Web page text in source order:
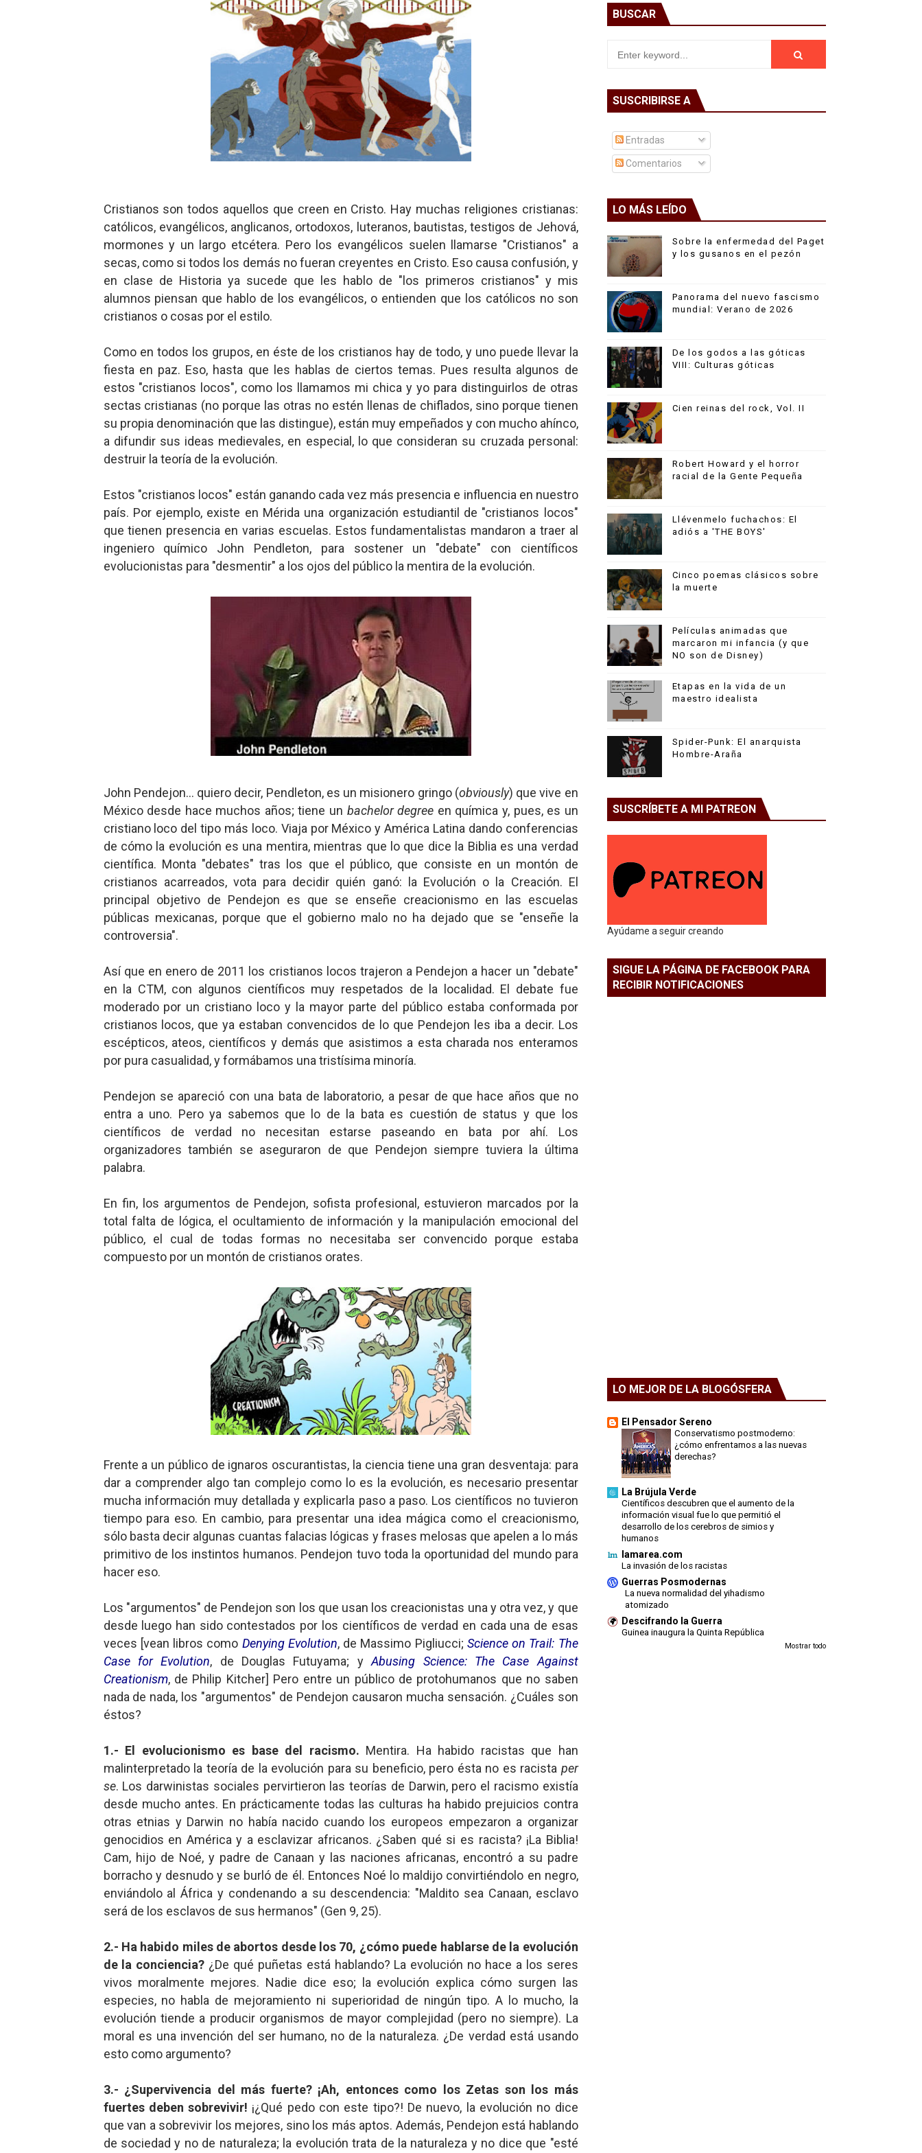
Carlos Manzo y el narcogobierno asesino
El mito de Frankenstein
25 grandes películas de terror del siglo XXI
Devoraos los unos a los otros
Dios es Cambio: Filosofía Earthseed para el fin del mundo
Nuestra era de genocidios
Mis historias favoritas de Superman
Transformers: ¿Una película marxista?
Gentile: Lo que debes entender sobre el fascismo
Definiendo: ¿Qué es el fascismo?
Panorama del nuevo fascismo mundial: Verano de 2026
Llévenmelo fuchachos: El adiós a 'THE BOYS'
La falacia etimológica
Cristianos son todos aquellos que creen en Cristo. Hay muchas religiones cristianas:
católicos, evangélicos, anglicanos, ortodoxos, luteranos, bautistas, testigos de Jehová,
mormones y un largo etcétera. Pero los evangélicos suelen llamarse "Cristianos" a
secas, como si todos los demás no fueran creyentes en Cristo. Eso causa confusión, y
en clase de Historia ya sucede que les hablo de "los primeros cristianos" y mis
alumnos piensan que hablo de los evangélicos, o entienden que los católicos no son
cristianos o cosas por el estilo.
Como en todos los grupos, en éste de los cristianos hay de todo, y uno puede llevar la
fiesta en paz. Eso, hasta que les hablas de ciertos temas. Pues resulta algunos de
estos "cristianos locos", como los llamamos mi chica y yo para distinguirlos de otras
sectas cristianas (no porque las otras no estén llenas de chiflados, sino porque tienen
su propia denominación que las distingue), están muy empeñados y con mucho ahínco,
a difundir sus ideas medievales, en especial, lo que consideran su cruzada personal:
destruir la teoría de la evolución.
Estos "cristianos locos" están ganando cada vez más presencia e influencia en nuestro
país. Por ejemplo, existe en Mérida una organización estudiantil de "cristianos locos"
que tienen presencia en varias escuelas. Estos fundamentalistas mandaron a traer al
ingeniero químico John Pendleton, para sostener un "debate" con científicos
evolucionistas para "desmentir" a los ojos del público la mentira de la evolución.
John Pendejon... quiero decir, Pendleton, es un misionero gringo (obviously) que vive en
México desde hace muchos años; tiene un bachelor degree en química y, pues, es un
cristiano loco del tipo más loco. Viaja por México y América Latina dando conferencias
de cómo la evolución es una mentira, mientras que lo que dice la Biblia es una verdad
científica. Monta "debates" tras los que el público, que consiste en un montón de
cristianos acarreados, vota para decidir quién ganó: la Evolución o la Creación. El
principal objetivo de Pendejon es que se enseñe creacionismo en las escuelas
públicas mexicanas, porque que el gobierno malo no ha dejado que se "enseñe la
controversia".
Así que en enero de 2011 los cristianos locos trajeron a Pendejon a hacer un "debate"
en la CTM, con algunos científicos muy respetados de la localidad. El debate fue
moderado por un cristiano loco y la mayor parte del público estaba conformada por
cristianos locos, que ya estaban convencidos de lo que Pendejon les iba a decir. Los
escépticos, ateos, científicos y demás que asistimos a esta charada nos enteramos
por pura casualidad, y formábamos una tristísima minoría.
Pendejon se apareció con una bata de laboratorio, a pesar de que hace años que no
entra a uno. Pero ya sabemos que lo de la bata es cuestión de status y que los
científicos de verdad no necesitan estarse paseando en bata por ahí. Los
organizadores también se aseguraron de que Pendejon siempre tuviera la última
palabra.
En fin, los argumentos de Pendejon, sofista profesional, estuvieron marcados por la
total falta de lógica, el ocultamiento de información y la manipulación emocional del
público, el cual de todas formas no necesitaba ser convencido porque estaba
compuesto por un montón de cristianos orates.
Frente a un público de ignaros oscurantistas, la ciencia tiene una gran desventaja: para
dar a comprender algo tan complejo como lo es la evolución, es necesario presentar
mucha información muy detallada y explicarla paso a paso. Los científicos no tuvieron
tiempo para eso. En cambio, para presentar una idea mágica como el creacionismo,
sólo basta decir algunas cuantas falacias lógicas y frases melosas que apelen a lo más
primitivo de los instintos humanos. Pendejon tuvo toda la oportunidad del mundo para
hacer eso.
Los "argumentos" de Pendejon son los que usan los creacionistas una y otra vez, y que
desde luego han sido contestados por los científicos de verdad en cada una de esas
veces [vean libros como Denying Evolution, de Massimo Pigliucci; Science on Trail: The
Case for Evolution, de Douglas Futuyama; yAbusing Science: The Case Against
Creationism, de Philip Kitcher] Pero entre un público de protohumanos que no saben
nada de nada, los "argumentos" de Pendejon causaron mucha sensación. ¿Cuáles son
éstos?
1.- El evolucionismo es base del racismo. Mentira. Ha habido racistas que han
malinterpretado la teoría de la evolución para su beneficio, pero ésta no es racista per
se. Los darwinistas sociales pervirtieron las teorías de Darwin, pero el racismo existía
desde mucho antes. En prácticamente todas las culturas ha habido prejuicios contra
otras etnias y Darwin no había nacido cuando los europeos empezaron a organizar
genocidios en América y a esclavizar africanos. ¿Saben qué si es racista? ¡La Biblia!
Cam, hijo de Noé, y padre de Canaan y las naciones africanas, encontró a su padre
borracho y desnudo y se burló de él. Entonces Noé lo maldijo convirtiéndolo en negro,
enviándolo al África y condenando a su descendencia: "Maldito sea Canaan, esclavo
será de los esclavos de sus hermanos" (Gen 9, 25).
2.- Ha habido miles de abortos desde los 70, ¿cómo puede hablarse de la evolución
de la conciencia? ¿De qué puñetas está hablando? La evolución no hace a los seres
vivos moralmente mejores. Nadie dice eso; la evolución explica cómo surgen las
especies, no habla de mejoramiento ni superioridad de ningún tipo. A lo mucho, la
evolución tiende a producir organismos de mayor complejidad (pero no siempre). La
moral es una invención del ser humano, no de la naturaleza. ¿De verdad está usando
esto como argumento?
3.- ¿Supervivencia del más fuerte? ¡Ah, entonces como los Zetas son los más
fuertes deben sobrevivir! ¡¿Qué pedo con este tipo?! De nuevo, la evolución no dice
que van a sobrevivir los mejores, sino los más aptos. Además, Pendejon está hablando
de sociedad y no de naturaleza; la evolución trata de la naturaleza y no dice que "esté
BUSCAR
SUSCRIBIRSE A
Entradas
Comentarios
LO MÁS LEÍDO
Sobre la enfermedad del Paget
y los gusanos en el pezón
Panorama del nuevo fascismo
mundial: Verano de 2026
De los godos a las góticas
VIII: Culturas góticas
Cien reinas del rock, Vol. II
Robert Howard y el horror
racial de la Gente Pequeña
Llévenmelo fuchachos: El
adiós a 'THE BOYS'
Cinco poemas clásicos sobre
la muerte
Películas animadas que
marcaron mi infancia (y que
NO son de Disney)
Etapas en la vida de un
maestro idealista
Spider-Punk: El anarquista
Hombre-Araña
SUSCRÍBETE A MI PATREON
Ayúdame a seguir creando
SIGUE LA PÁGINA DE FACEBOOK PARA
RECIBIR NOTIFICACIONES
LO MEJOR DE LA BLOGÓSFERA
El Pensador Sereno
Conservatismo postmoderno:
¿cómo enfrentamos a las nuevas
derechas?
La Brújula Verde
Científicos descubren que el aumento de la
información visual fue lo que permitió el
desarrollo de los cerebros de simios y
humanos
lamarea.com
La invasión de los racistas
Guerras Posmodernas
La nueva normalidad del yihadismo
atomizado
Descifrando la Guerra
Guinea inaugura la Quinta República
Mostrar todo